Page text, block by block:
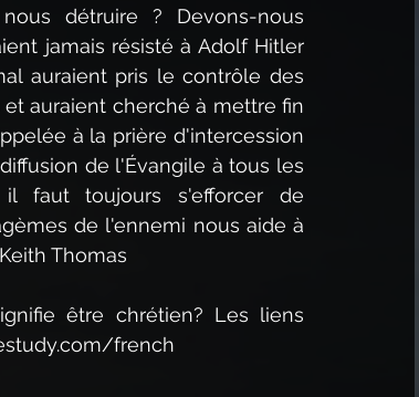
détruire ? Devons-nous
jamais résisté à Adolf Hitler
auraient pris le contrôle des
auraient cherché à mettre fin
à la prière d'intercession
de l'Évangile à tous les
faut toujours s'efforcer de
de l'ennemi nous aide à
Thomas
être chrétien? Les liens
french